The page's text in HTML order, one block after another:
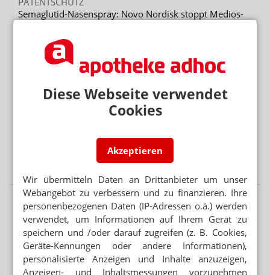
Diese Webseite verwendet
Cookies
Akzeptieren
Wir übermitteln Daten an Drittanbieter um unser
Webangebot zu verbessern und zu finanzieren. Ihre
personenbezogenen Daten (IP-Adressen o.ä.) werden
verwendet, um Informationen auf Ihrem Gerät zu
speichern und /oder darauf zugreifen (z. B. Cookies,
Geräte-Kennungen oder andere Informationen),
personalisierte Anzeigen und Inhalte anzuzeigen,
Anzeigen- und Inhaltsmessungen vorzunehmen
Semaglutid-Nasenspray: Novo Nordisk stoppt Medios-
Mehr aus Ressort
NICHT NUR ANGESTELLTENVERHÄLTNIS
Medizinstudenten wollen eigene Praxis
KLIMARESILIENTES GESUNDHEITSWESEN
INFEKTIONSKRANKHEITEN
Keuchhusten: Auffälliger Anstieg in Wiesbaden